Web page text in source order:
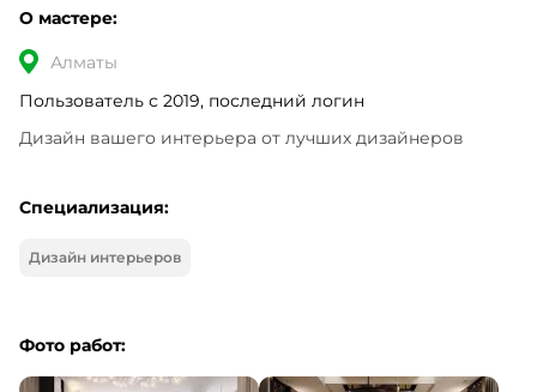
О мастере:
Алматы
Пользователь с 2019, последний логин
Дизайн вашего интерьера от лучших дизайнеров
Специализация:
Дизайн интерьеров
Фото работ: